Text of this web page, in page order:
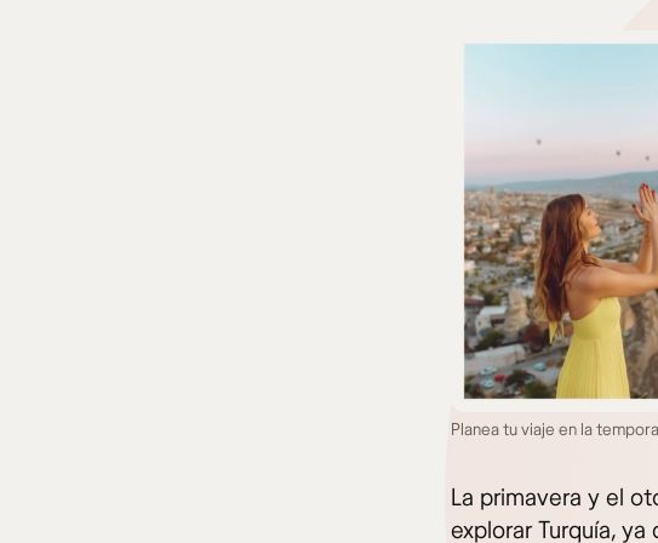
Planea tu viaje en la
La primavera y el
explorar Turquía,